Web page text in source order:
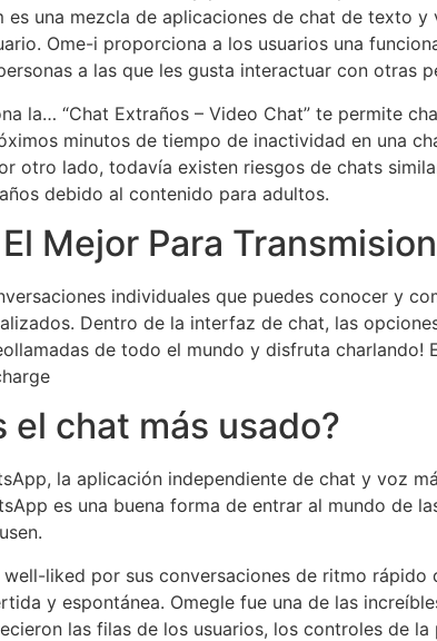
es una mezcla de aplicaciones de chat de texto
Ome-i proporciona a los usuarios una
a las que les gusta interactuar con otras
la… “Chat Extraños – Video Chat” te permite
minutos de tiempo de inactividad en una
otro lado, todavía existen riesgos de chats
debido al contenido para adultos.
Mejor Para
individuales que puedes conocer y
Dentro de la interfaz de chat, las
de todo el mundo y disfruta
el chat más usado?
la aplicación independiente de chat y voz
es una buena forma de entrar al mundo de
liked por sus conversaciones de ritmo
y espontánea. Omegle fue una de las
las filas de los usuarios, los controles de